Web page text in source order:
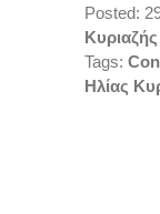
Posted:
Κυριαζής
Tags:
Ηλίας